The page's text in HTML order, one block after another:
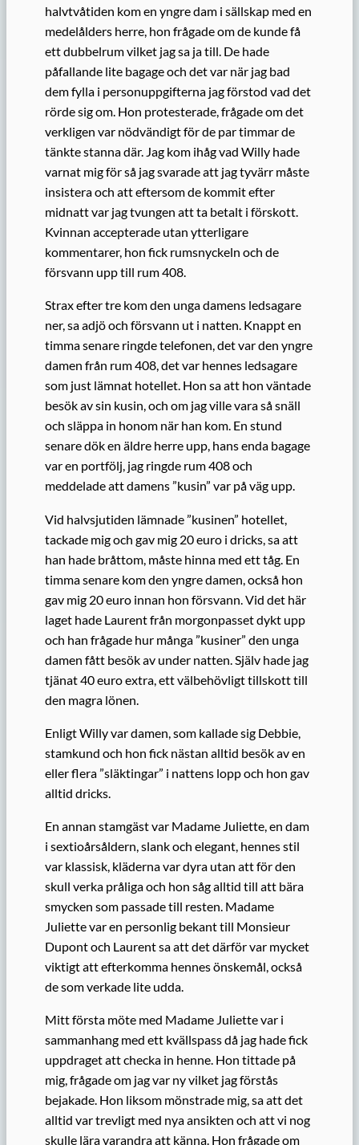
halvtvåtiden kom en yngre dam i sällskap med en
medelålders herre, hon frågade om de kunde få
ett dubbelrum vilket jag sa ja till. De hade
påfallande lite bagage och det var när jag bad
dem fylla i personuppgifterna jag förstod vad det
rörde sig om. Hon protesterade, frågade om det
verkligen var nödvändigt för de par timmar de
tänkte stanna där. Jag kom ihåg vad Willy hade
varnat mig för så jag svarade att jag tyvärr måste
insistera och att eftersom de kommit efter
midnatt var jag tvungen att ta betalt i förskott.
Kvinnan accepterade utan ytterligare
kommentarer, hon fick rumsnyckeln och de
försvann upp till rum 408.
Strax efter tre kom den unga damens ledsagare
ner, sa adjö och försvann ut i natten. Knappt en
timma senare ringde telefonen, det var den yngre
damen från rum 408, det var hennes ledsagare
som just lämnat hotellet. Hon sa att hon väntade
besök av sin kusin, och om jag ville vara så snäll
och släppa in honom när han kom. En stund
senare dök en äldre herre upp, hans enda bagage
var en portfölj, jag ringde rum 408 och
meddelade att damens ”kusin” var på väg upp.
Vid halvsjutiden lämnade ”kusinen” hotellet,
tackade mig och gav mig 20 euro i dricks, sa att
han hade bråttom, måste hinna med ett tåg. En
timma senare kom den yngre damen, också hon
gav mig 20 euro innan hon försvann. Vid det här
laget hade Laurent från morgonpasset dykt upp
och han frågade hur många ”kusiner” den unga
damen fått besök av under natten. Själv hade jag
tjänat 40 euro extra, ett välbehövligt tillskott till
den magra lönen.
Enligt Willy var damen, som kallade sig Debbie,
stamkund och hon fick nästan alltid besök av en
eller flera ”släktingar” i nattens lopp och hon gav
alltid dricks.
En annan stamgäst var Madame Juliette, en dam
i sextioårsåldern, slank och elegant, hennes stil
var klassisk, kläderna var dyra utan att för den
skull verka pråliga och hon såg alltid till att bära
smycken som passade till resten. Madame
Juliette var en personlig bekant till Monsieur
Dupont och Laurent sa att det därför var mycket
viktigt att efterkomma hennes önskemål, också
de som verkade lite udda.
Mitt första möte med Madame Juliette var i
sammanhang med ett kvällspass då jag hade fick
uppdraget att checka in henne. Hon tittade på
mig, frågade om jag var ny vilket jag förstås
bejakade. Hon liksom mönstrade mig, sa att det
alltid var trevligt med nya ansikten och att vi nog
skulle lära varandra att känna. Hon frågade om